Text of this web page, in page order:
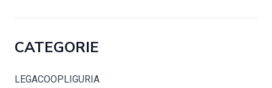
CATEGORIE
LEGACOOPLIGURIA